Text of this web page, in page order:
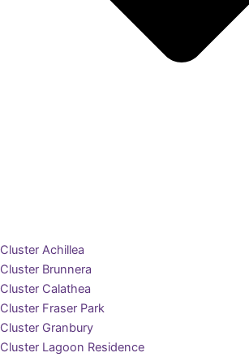
Cluster Achillea
Cluster Brunnera
Cluster Calathea
Cluster Fraser Park
Cluster Granbury
Cluster Lagoon Residence